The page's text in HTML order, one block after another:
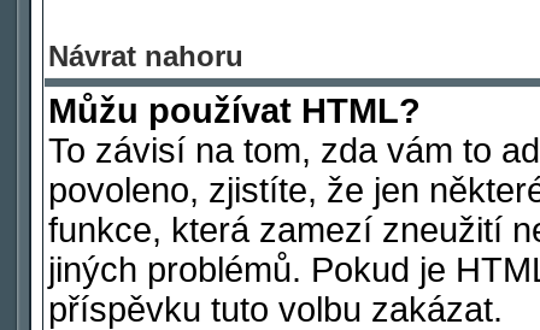
Návrat nahoru
Můžu používat HTML?
To závisí na tom, zda vám to
povoleno, zjistíte, že jen
funkce, která zamezí zneužití
jiných problémů. Pokud je
příspěvku tuto volbu zakázat.